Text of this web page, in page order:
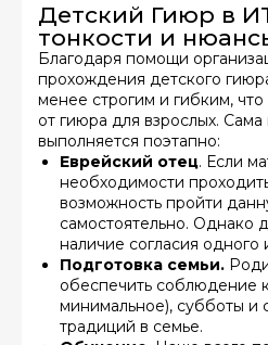
Детский Гиюр в
тонкости и
Благодаря помощи
прохождения детского
менее строгим и гибким,
от гиюра для взрослых.
выполняется поэтапно:
Еврейский отец. Если
необходимости
возможность пройти
самостоятельно. Однако
наличие согласия одного
Подготовка семьи.
обеспечить соблюдение
минимальное), субботы и
традиций в семье.